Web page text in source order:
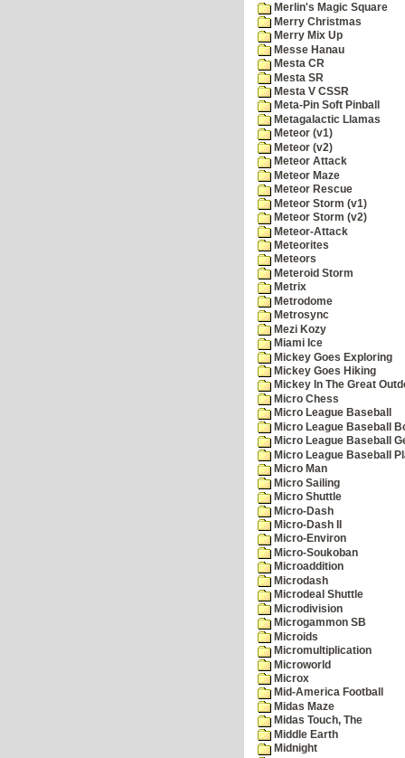
Merlin's Magic Square
Merry Christmas
Merry Mix Up
Messe Hanau
Mesta CR
Mesta SR
Mesta V CSSR
Meta-Pin Soft Pinball
Metagalactic Llamas
Meteor (v1)
Meteor (v2)
Meteor Attack
Meteor Maze
Meteor Rescue
Meteor Storm (v1)
Meteor Storm (v2)
Meteor-Attack
Meteorites
Meteors
Meteroid Storm
Metrix
Metrodome
Metrosync
Mezi Kozy
Miami Ice
Mickey Goes Exploring
Mickey Goes Hiking
Mickey In The Great
Micro Chess
Micro League Baseball
Micro League Baseball
Micro League Baseball
Micro League Baseball
Micro Man
Micro Sailing
Micro Shuttle
Micro-Dash
Micro-Dash II
Micro-Environ
Micro-Soukoban
Microaddition
Microdash
Microdeal Shuttle
Microdivision
Microgammon SB
Microids
Micromultiplication
Microworld
Microx
Mid-America Football
Midas Maze
Midas Touch, The
Middle Earth
Midnight